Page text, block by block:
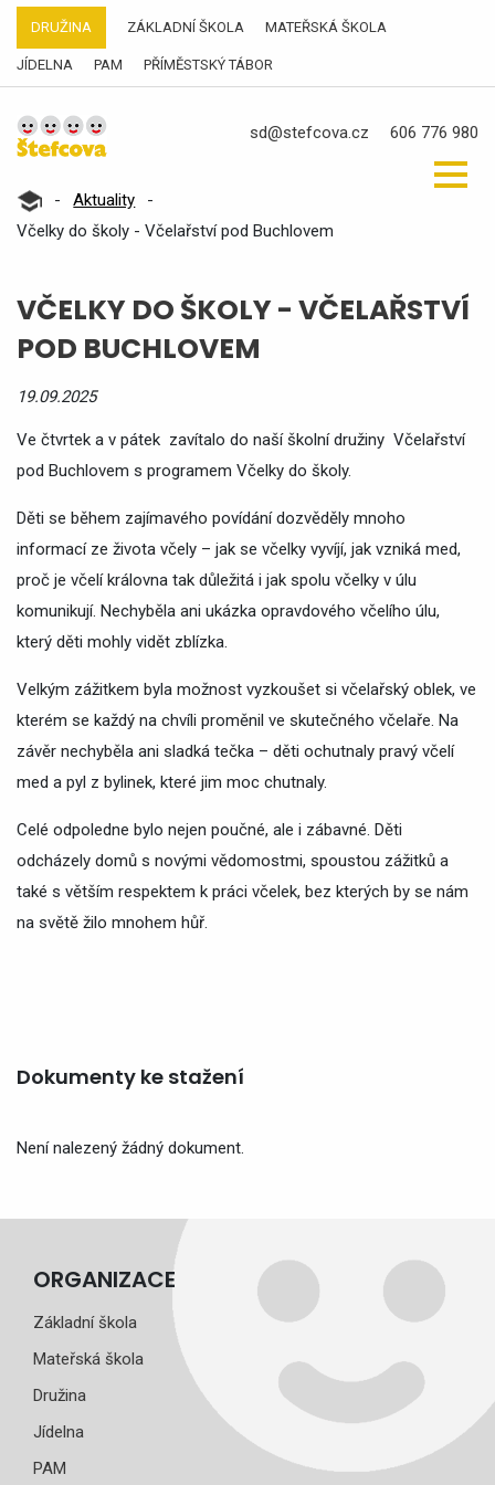
DRUŽINA ZÁKLADNÍ ŠKOLA MATEŘSKÁ ŠKOLA
JÍDELNA PAM PŘÍMĚSTSKÝ TÁBOR
sd@stefcova.cz 606 776 980
- Aktuality
-
Včelky do školy - Včelařství pod Buchlovem
VČELKY DO ŠKOLY - VČELAŘSTVÍ
POD BUCHLOVEM
19.09.2025
Ve čtvrtek a v pátek zavítalo do naší školní družiny Včelařství
pod Buchlovem s programem Včelky do školy.
Děti se během zajímavého povídání dozvěděly mnoho
informací ze života včely – jak se včelky vyvíjí, jak vzniká med,
proč je včelí královna tak důležitá i jak spolu včelky v úlu
komunikují. Nechyběla ani ukázka opravdového včelího úlu,
který děti mohly vidět zblízka.
Velkým zážitkem byla možnost vyzkoušet si včelařský oblek, ve
kterém se každý na chvíli proměnil ve skutečného včelaře. Na
závěr nechyběla ani sladká tečka – děti ochutnaly pravý včelí
med a pyl z bylinek, které jim moc chutnaly.
Celé odpoledne bylo nejen poučné, ale i zábavné. Děti
odcházely domů s novými vědomostmi, spoustou zážitků a
také s větším respektem k práci včelek, bez kterých by se nám
na světě žilo mnohem hůř.
Dokumenty ke stažení
Není nalezený žádný dokument.
ORGANIZACE
Základní škola
Mateřská škola
Družina
Jídelna
PAM